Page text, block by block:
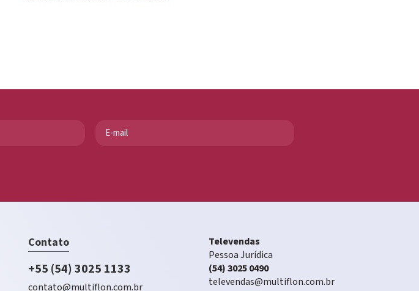
Contato
+55 (54) 3025 1133
contato@multiflon.com.br
Televendas
Pessoa Jurídica
(54) 3025 0490
televendas@multiflon.com.br